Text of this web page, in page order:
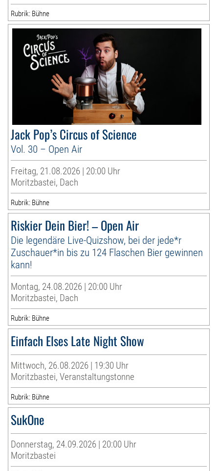
Rubrik: Bühne
Jack Pop’s Circus of Science
Vol. 30 – Open Air
Freitag, 21.08.2026 | 20:00 Uhr
Moritzbastei, Dach
Rubrik: Bühne
Riskier Dein Bier! – Open Air
Die legendäre Live-Quizshow, bei der jede*r
Zuschauer*in bis zu 124 Flaschen Bier gewinnen
kann!
Montag, 24.08.2026 | 20:00 Uhr
Moritzbastei, Dach
Rubrik: Bühne
Einfach Elses Late Night Show
Mittwoch, 26.08.2026 | 19:30 Uhr
Moritzbastei, Veranstaltungstonne
Rubrik: Bühne
SukOne
Donnerstag, 24.09.2026 | 20:00 Uhr
Moritzbastei